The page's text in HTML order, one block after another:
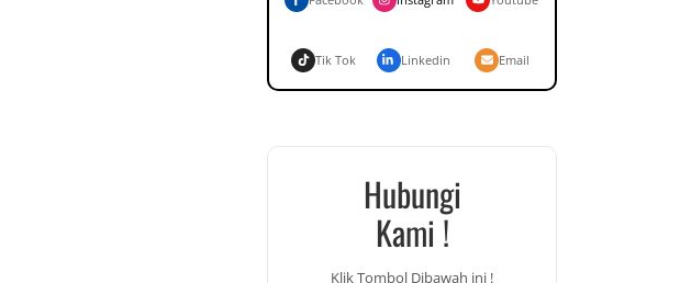
Tik Tok Linkedin Email
Hubungi
Kami !
Klik Tombol Dibawah ini !